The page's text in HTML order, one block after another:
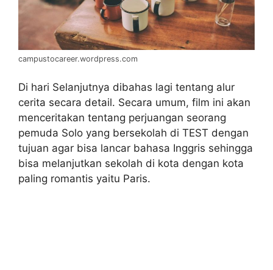
campustocareer.wordpress.com
Di hari Selanjutnya dibahas lagi tentang alur
cerita secara detail. Secara umum, film ini akan
menceritakan tentang perjuangan seorang
pemuda Solo yang bersekolah di TEST dengan
tujuan agar bisa lancar bahasa Inggris sehingga
bisa melanjutkan sekolah di kota dengan kota
paling romantis yaitu Paris.